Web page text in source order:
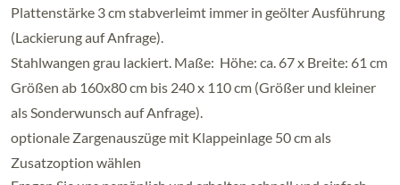
Plattenstärke 3 cm stabverleimt immer in geölter Ausführung
(Lackierung auf Anfrage).
Stahlwangen grau lackiert. Maße: Höhe: ca. 67 x Breite: 61 cm
Größen ab 160x80 cm bis 240 x 110 cm (Größer und kleiner
als Sonderwunsch auf Anfrage).
optionale Zargenauszüge mit Klappeinlage 50 cm als
Zusatzoption wählen